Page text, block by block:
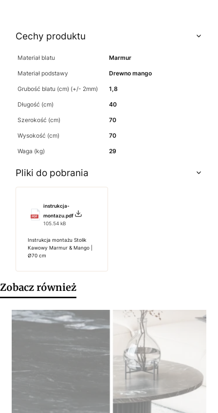
Cechy produktu
Materiał blatu Marmur
Materiał podstawy Drewno mango
Grubość blatu (cm) (+/- 2mm) 1,8
Długość (cm) 40
Szerokość (cm) 70
Wysokość (cm) 70
Waga (kg) 29
Pliki do pobrania
instrukcja-
montazu.pdf
105.54 kB
Instrukcja montażu Stolik
Kawowy Marmur & Mango |
Ø70 cm
Zobacz również